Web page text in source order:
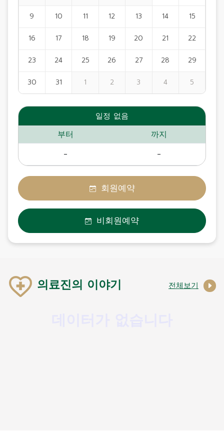
9 10 11 12 13 14 15
16 17 18 19 20 21 22
23 24 25 26 27 28 29
30 31 1 2 3 4 5
일정 없음
부터 까지
- -
회원예약
비회원예약
의료진의 이야기 전체보기